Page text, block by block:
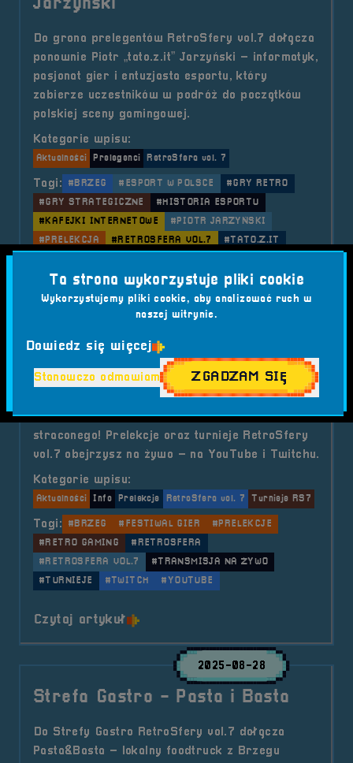
Jarzyński
Do grona prelegentów RetroSfery vol.7 dołącza
ponownie Piotr „tato.z.it” Jarzyński – informatyk,
pasjonat gier i entuzjasta esportu, który
zabierze uczestników w podróż do początków
polskiej sceny gamingowej.
Kategorie wpisu:
Aktualności Prelegenci RetroSfera vol. 7
Tagi: #BRZEG #ESPORT W POLSCE
#GRY RETRO
#GRY STRATEGICZNE
#HISTORIA ESPORTU
#KAFEJKI INTERNETOWE
#PIOTR JARZYŃSKI
#PRELEKCJA
#RETROSFERA VOL.7 #TATO.Z.IT
Czytaj artykuło tytule Prelegent &#8211; Piotr
Transmisje na żywo z
RetroSfery vol.7
Nie możesz być z nami w Brzegu? Nic
straconego! Prelekcje oraz turnieje RetroSfery
vol.7 obejrzysz na żywo – na YouTube i Twitchu.
Kategorie wpisu:
Aktualności Info Prelekcje RetroSfera vol. 7 Turnieje RS7
Tagi: #BRZEG #FESTIWAL GIER
#PRELEKCJE
#RETRO GAMING
#RETROSFERA
#RETROSFERA VOL.7
#TRANSMISJA NA ŻYWO
#TURNIEJE
#TWITCH #YOUTUBE
Czytaj artykuło tytule Transmisje na żywo z
2025-08-28
Strefa Gastro - Pasta i Basta
Do Strefy Gastro RetroSfery vol.7 dołącza
Pasta&Basta – lokalny foodtruck z Brzegu
Ta strona wykorzystuje pliki cookie
Wykorzystujemy pliki cookie, aby analizować ruch w
naszej witrynie.
Dowiedz się więcej
Stanowczo odmawiam ZGADZAM SIĘ